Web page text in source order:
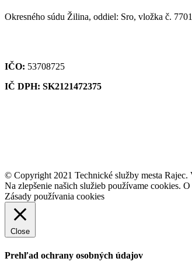
Okresného súdu Žilina, oddiel: Sro, vložka č.
IČO: 53708725
IČ DPH: SK2121472375
© Copyright 2021 Technické služby mesta Rajec.
Na zlepšenie našich služieb používame cookies.
Zásady používania cookies
Close
Prehľad ochrany osobných údajov